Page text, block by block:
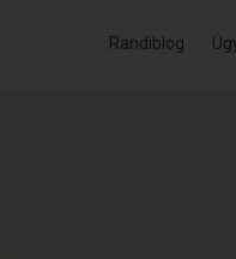
Randiblog